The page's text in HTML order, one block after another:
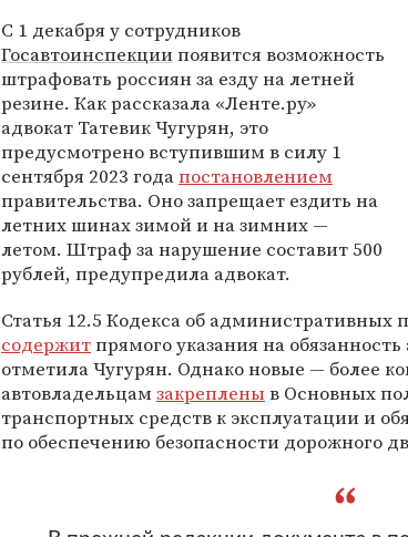
С 1 декабря у сотрудников
Госавтоинспекциипоявится возможность
штрафовать россиян за езду на летней
резине. Как рассказала «Ленте.ру»
адвокат Татевик Чугурян, это
предусмотрено вступившим в силу 1
сентября 2023 годапостановлением
правительства. Оно запрещает ездить на
летних шинах зимой и на зимних —
летом. Штраф за нарушение составит 500
рублей, предупредила адвокат.
Статья 12.5 Кодекса об административных
содержитпрямого указания на
отметила Чугурян. Однако новые — более
автовладельцамзакрепленыв Основных
транспортных средств к эксплуатации и
по обеспечению безопасности дорожного